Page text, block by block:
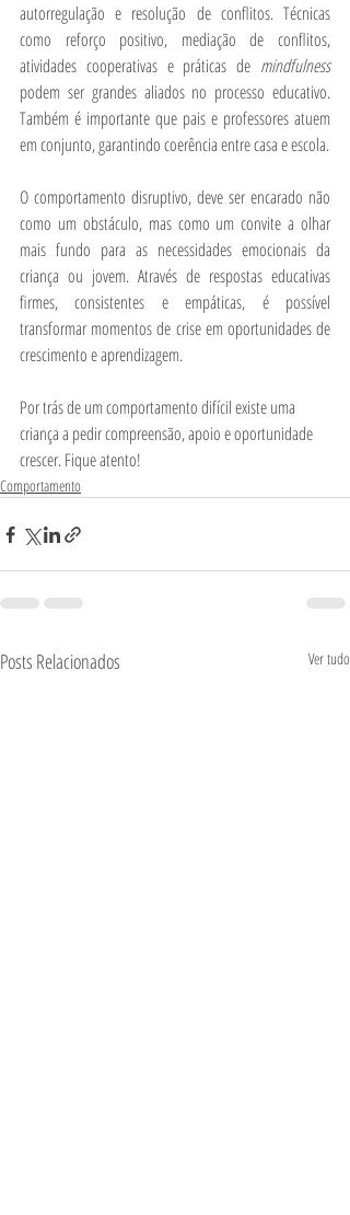
autorregulação e resolução de conflitos. Técnicas
como reforço positivo, mediação de conflitos,
atividades cooperativas e práticas de mindfulness
podem ser grandes aliados no processo educativo.
Também é importante que pais e professores atuem
em conjunto, garantindo coerência entre casa e escola.
O comportamento disruptivo, deve ser encarado não
como um obstáculo, mas como um convite a olhar
mais fundo para as necessidades emocionais da
criança ou jovem. Através de respostas educativas
firmes, consistentes e empáticas, é possível
transformar momentos de crise em oportunidades de
crescimento e aprendizagem.
Por trás de um comportamento difícil existe uma
criança a pedir compreensão, apoio e oportunidade
crescer. Fique atento!
Comportamento
Posts Relacionados Ver tudo